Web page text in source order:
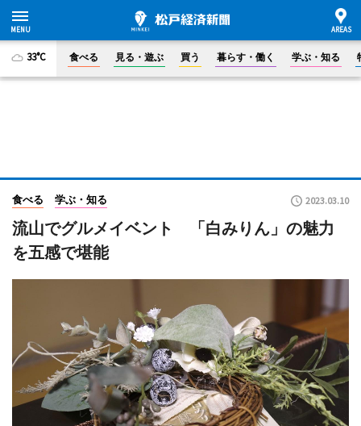
33°C 食べる 見る・遊ぶ 買う 暮らす・働く 学ぶ・知る
食べる 学ぶ・知る 2023.03.10
流山でグルメイベント 「白みりん」の魅力
を五感で堪能